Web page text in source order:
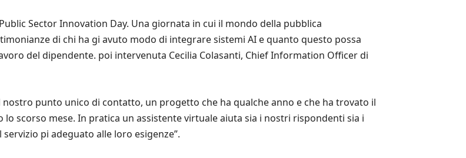
Sector Innovation Day. Una giornata in cui il mondo della pubblica
di chi ha gi avuto modo di integrare sistemi AI e quanto questo possa
del dipendente. poi intervenuta Cecilia Colasanti, Chief Information Officer di
punto unico di contatto, un progetto che ha qualche anno e che ha trovato il
scorso mese. In pratica un assistente virtuale aiuta sia i nostri rispondenti sia i
pi adeguato alle loro esigenze”.